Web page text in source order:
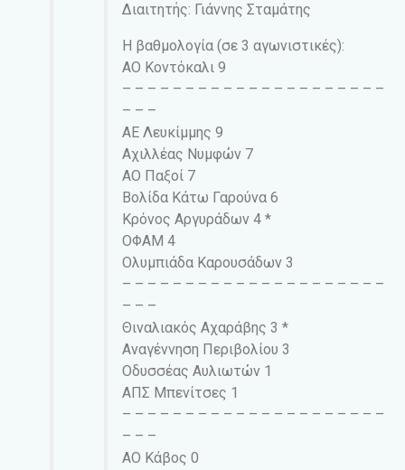
Διαιτητής: Γιάννης Σταμάτης
Η βαθμολογία (σε 3 αγωνιστικές):
ΑΟ Κοντόκαλι 9
– – – – – – – – – – – – – – – – – – – – –
– – –
ΑΕ Λευκίμμης 9
Αχιλλέας Νυμφών 7
ΑΟ Παξοί 7
Βολίδα Κάτω Γαρούνα 6
Κρόνος Αργυράδων 4 *
ΟΦΑΜ 4
Ολυμπιάδα Καρουσάδων 3
– – – – – – – – – – – – – – – – – – – – –
– – –
Θιναλιακός Αχαράβης 3 *
Αναγέννηση Περιβολίου 3
Οδυσσέας Αυλιωτών 1
ΑΠΣ Μπενίτσες 1
– – – – – – – – – – – – – – – – – – – – –
– – –
ΑΟ Κάβος 0